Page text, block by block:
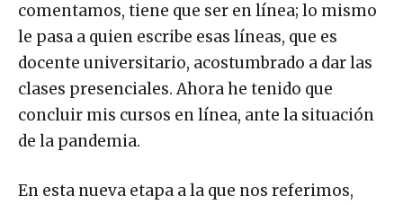
comentamos, tiene que ser en línea; lo mismo
le pasa a quien escribe esas líneas, que es
docente universitario, acostumbrado a dar las
clases presenciales. Ahora he tenido que
concluir mis cursos en línea, ante la situación
de la pandemia.
En esta nueva etapa a la que nos referimos,